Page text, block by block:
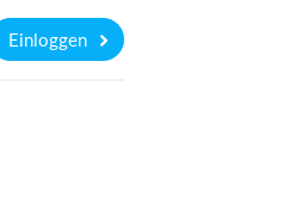
Einloggen